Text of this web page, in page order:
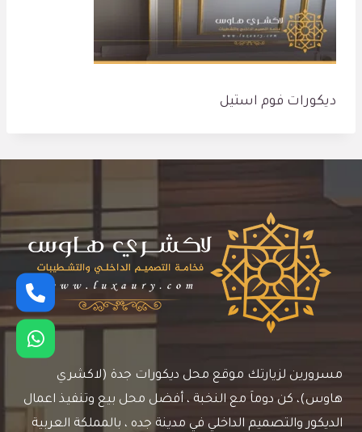
ديكورات فوم استيل
مسرورين لزيارتك موقع محل ديكورات جدة (لاكشري
هاوس)، كن دوماَ مع النخبة ، أفضل محل بيع وتنفيذ اعمال
الديكور والتصميم الداخلي في مدينة جده ، بالمملكة العربية